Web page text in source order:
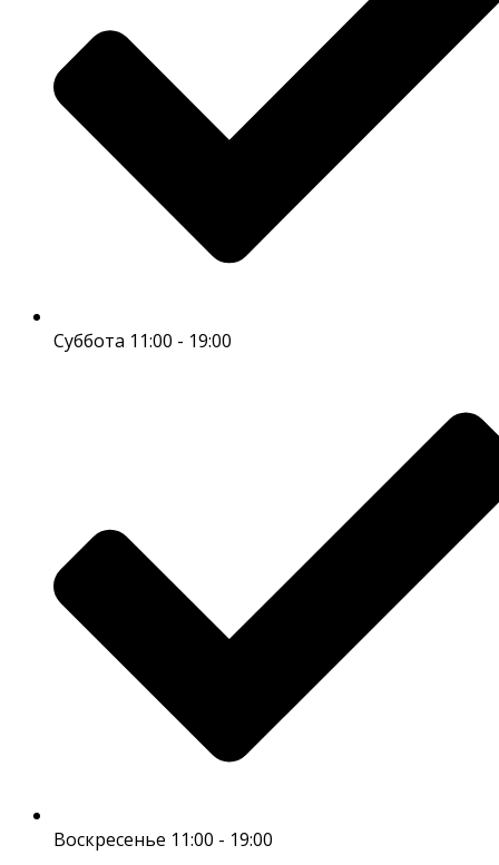
Суббота 11:00 - 19:00
Воскресенье 11:00 - 19:00